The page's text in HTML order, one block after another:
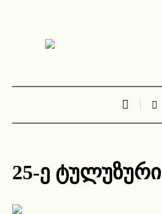
25-ე ტულუზური